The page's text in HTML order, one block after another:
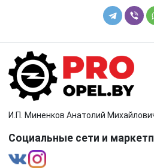
И.П. Миненков Анатолий
Социальные сети и